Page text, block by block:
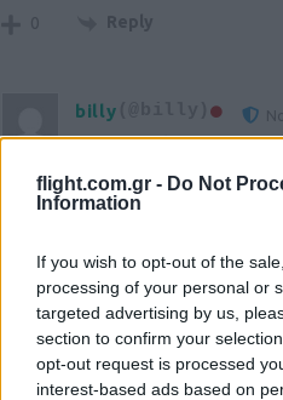
flight.com.gr - Do Not
Information
If you wish to opt-out of the
processing of your personal or
targeted advertising by us,
section to confirm your
opt-out request is processed
interest-based ads based on
0 Reply
billy (@billy)
5 Νοεμβρίου 2024 22:44
Και κάτω απο τη θάλασσα ?
photographix
Noble Member
6 Νοεμβρίου 2024 00:56